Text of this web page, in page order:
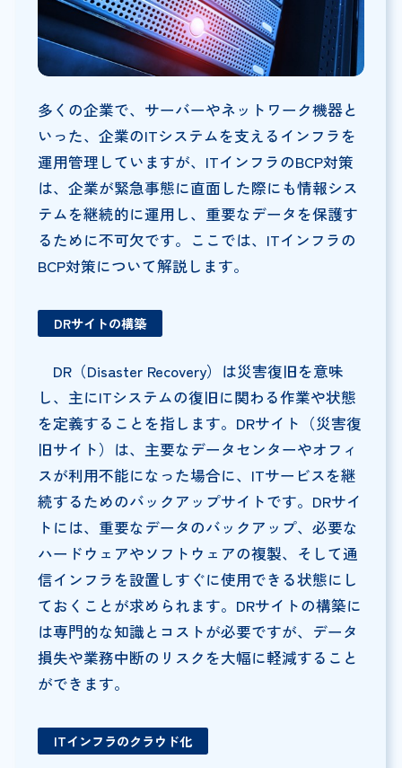
多くの企業で、サーバーやネットワーク機器と
いった、企業のITシステムを支えるインフラを
運用管理していますが、ITインフラのBCP対策
は、企業が緊急事態に直面した際にも情報シス
テムを継続的に運用し、重要なデータを保護す
るために不可欠です。ここでは、ITインフラの
BCP対策について解説します。
DRサイトの構築
DR（Disaster Recovery）は災害復旧を意味
し、主にITシステムの復旧に関わる作業や状態
を定義することを指します。DRサイト（災害復
旧サイト）は、主要なデータセンターやオフィ
スが利用不能になった場合に、ITサービスを継
続するためのバックアップサイトです。DRサイ
トには、重要なデータのバックアップ、必要な
ハードウェアやソフトウェアの複製、そして通
信インフラを設置しすぐに使用できる状態にし
ておくことが求められます。DRサイトの構築に
は専門的な知識とコストが必要ですが、データ
損失や業務中断のリスクを大幅に軽減すること
ができます。
ITインフラのクラウド化